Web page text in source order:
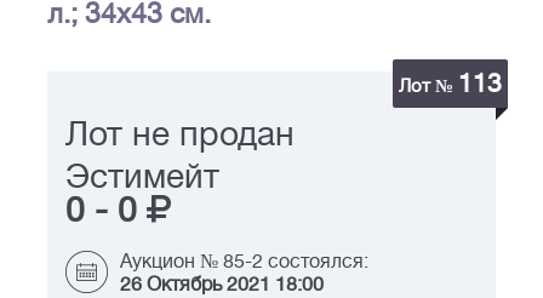
л.; 34х43 см.
Лот № 113
Лот не продан
Эстимейт
0 - 0
Аукцион № 85-2 состоялся:
26 Октябрь 2021 18:00